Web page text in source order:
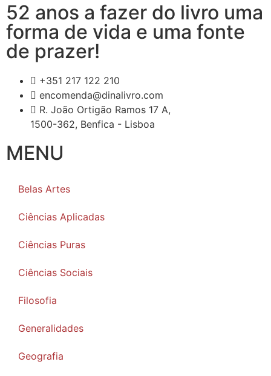
52 anos a fazer do livro uma
forma de vida e uma fonte
de prazer!
+351 217 122 210
encomenda@dinalivro.com
R. João Ortigão Ramos 17 A,
1500-362, Benfica - Lisboa
MENU
Belas Artes
Ciências Aplicadas
Ciências Puras
Ciências Sociais
Filosofia
Generalidades
Geografia